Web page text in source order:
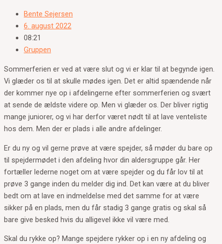
Bente Sejersen
6. august 2022
08:21
Gruppen
Sommerferien er ved at være slut og vi er klar til at begynde igen.
Vi glæder os til at skulle mødes igen. Det er altid spændende når
der kommer nye op i afdelingerne efter sommerferien og svært
at sende de ældste videre op. Men vi glæder os. Der bliver rigtig
mange juniorer, og vi har derfor været nødt til at lave venteliste
hos dem. Men der er plads i alle andre afdelinger.
Er du ny og vil gerne prøve at være spejder, så møder du bare op
til spejdermødet i den afdeling hvor din aldersgruppe går. Her
fortæller lederne noget om at være spejder og du får lov til at
prøve 3 gange inden du melder dig ind. Det kan være at du bliver
bedt om at lave en indmeldelse med det samme for at være
sikker på en plads, men du får stadig 3 gange gratis og skal så
bare give besked hvis du alligevel ikke vil være med.
Skal du rykke op? Mange spejdere rykker op i en ny afdeling og